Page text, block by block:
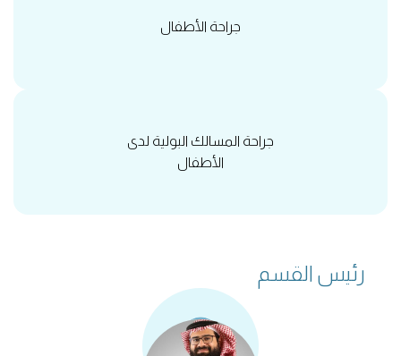
جراحة الأطفال
جراحة المسالك البولية لدى
الأطفال
رئيس القسم